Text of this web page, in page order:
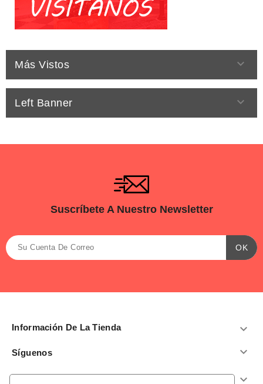
Más Vistos 
Left Banner 
Suscríbete A Nuestro Newsletter
Información De La Tienda 
Síguenos 
Productos 